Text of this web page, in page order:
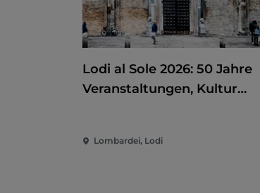
Lodi al Sole 2026: 50 Jahre
Veranstaltungen, Kultur
Lombardei, Lodi